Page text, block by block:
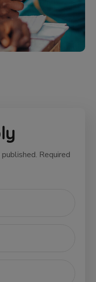
Required